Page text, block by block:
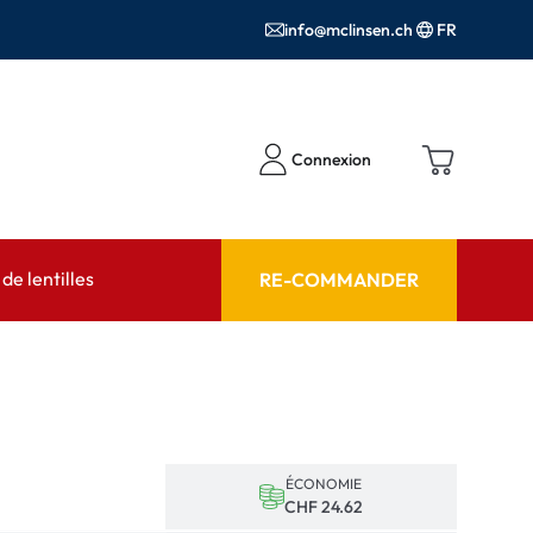
info@mclinsen.ch FR
Connexion
lentilles RE-COMMANDER
ÉCONOMIE
CHF 24.62